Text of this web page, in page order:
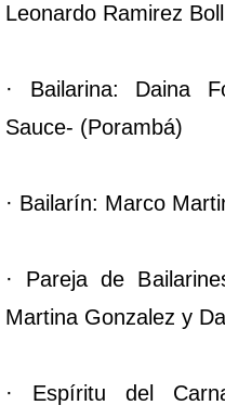
Leonardo Ramirez
· Bailarina: Daina
Sauce- (Porambá)
· Bailarín: Marco
· Pareja de
Martina Gonzalez y
· Espíritu del